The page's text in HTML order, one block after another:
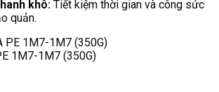
khô: Tiết kiệm thời gian và công sức
quản.
1M7-1M7 (350G)